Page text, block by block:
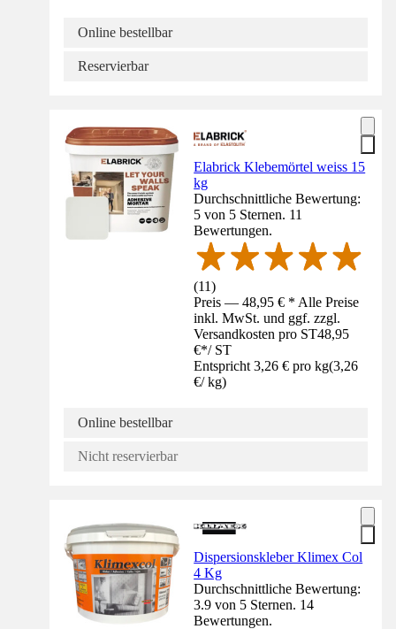
Online bestellbar
Reservierbar
Elabrick Klebemörtel weiss 15
kg
Durchschnittliche Bewertung:
5 von 5 Sternen. 11
Bewertungen.
(11)
Preis — 48,95 € * Alle Preise
inkl. MwSt. und ggf. zzgl.
Versandkosten pro ST48,95
€*/ ST
Entspricht 3,26 € pro kg(3,26
€/ kg)
Online bestellbar
Nicht reservierbar
Dispersionskleber Klimex Col
4 Kg
Durchschnittliche Bewertung:
3.9 von 5 Sternen. 14
Bewertungen.